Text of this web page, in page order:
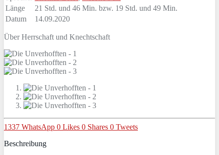
Länge
21 Std. und 46 Min. bzw. 19 Std. und 49 Min.
Datum
14.09.2020
Über Herrschaft und Knechtschaft
1337 WhatsApp 0 Likes 0 Shares 0 Tweets
Beschreibung